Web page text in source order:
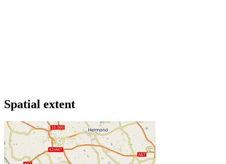
Spatial extent